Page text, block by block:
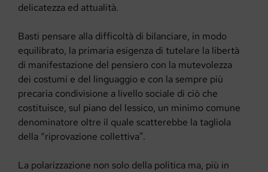
delicatezza ed attualità.
Basti pensare alla difficoltà di bilanciare, in modo
equilibrato, la primaria esigenza di tutelare la libertà
di manifestazione del pensiero con la mutevolezza
dei costumi e del linguaggio e con la sempre più
precaria condivisione a livello sociale di ciò che
costituisce, sul piano del lessico, un minimo comune
denominatore oltre il quale scatterebbe la tagliola
della “riprovazione collettiva”.
La polarizzazione non solo della politica ma, più in